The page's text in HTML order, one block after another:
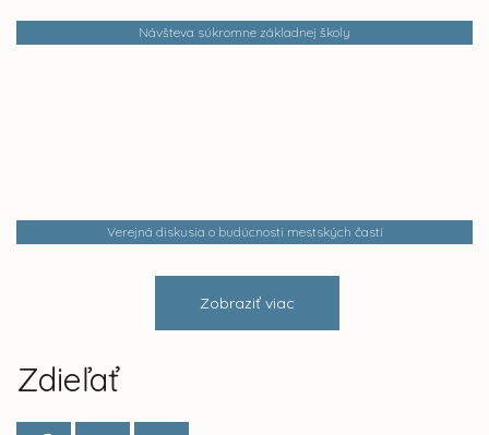
Návšteva súkromne základnej školy
Verejná diskusia o budúcnosti mestských častí
Zobraziť viac
Zdieľať